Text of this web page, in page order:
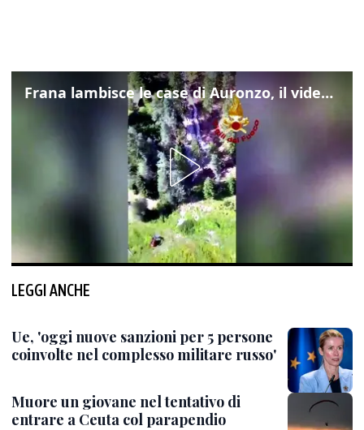
Frana lambisce le case di Auronzo, il video dall'elicottero dei vigili del fuoco
LEGGI ANCHE
Ue, 'oggi nuove sanzioni per 5 persone
coinvolte nel complesso militare russo'
Muore un giovane nel tentativo di
entrare a Ceuta col parapendio